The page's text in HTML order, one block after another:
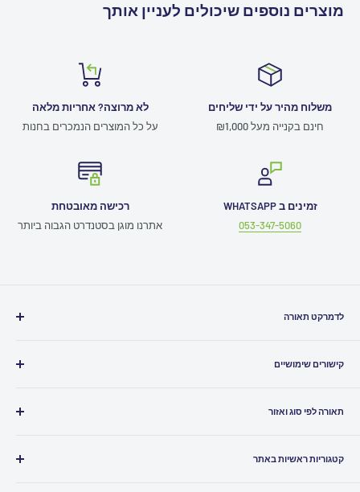
מוצרים נוספים שיכולים לעניין אותך
משלוח מהיר על ידי שליחים
חינם בקנייה מעל ₪1,000
לא מרוצה? אחריות מלאה
על כל המוצרים הנמכרים בחנות
זמינים ב WHATSAPP
053-347-5060
רכישה מאובטחת
אתרנו מוגן בסטנדרט הגבוה ביותר
לדמרקט תאורה
קישורים שימושיים
תקנון האתר
הצהרת נגישות
תאורה לפי סוג ואזור
תאורה לסלון
קטגוריות ראשיות באתר